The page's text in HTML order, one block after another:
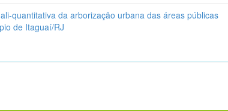
quantitativa da arborização urbana das áreas públicas
de Itaguaí/RJ